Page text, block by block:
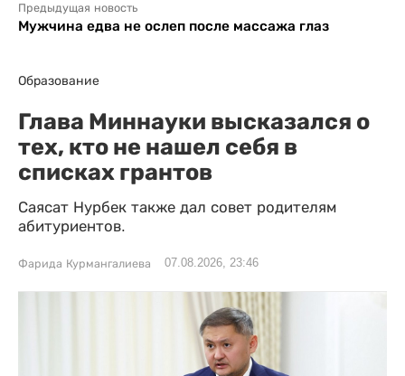
Предыдущая новость
Мужчина едва не ослеп после массажа глаз
Образование
Глава Миннауки высказался о
тех, кто не нашел себя в
списках грантов
Саясат Нурбек также дал совет родителям
абитуриентов.
Фарида Курмангалиева 07.08.2026, 23:46